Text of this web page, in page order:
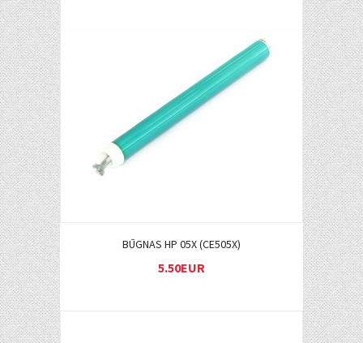
Į KREPŠELĮ
BŪGNAS HP 05X (CE505X)
5.50EUR